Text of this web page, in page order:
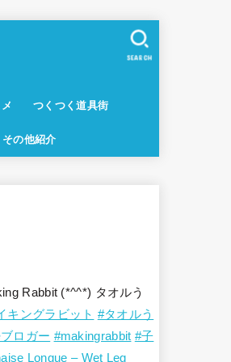
つくつく道具街
その他紹介
SEARCH
Rabbit (*^^*) タオルう
キングラビット #タオルう
ロガー #makingrabbit #子
Longue – Wet Leg